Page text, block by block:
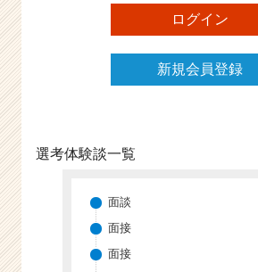
ト
が
届
く
ログイン
新規会員登録
選考体験談一覧
面談
面接
面接